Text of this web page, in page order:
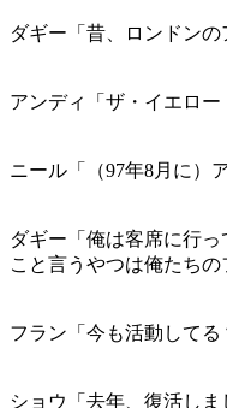
ダギー「昔、ロンドン
アンディ「ザ・イエロー
ニール「（97年8月に）
ダギー「俺は客席に行
こと言うやつは俺たち
フラン「今も活動してる
ショウ「去年、復活しま